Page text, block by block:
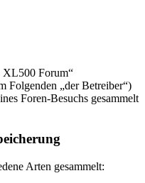
XL500 Forum“
Folgenden „der Betreiber“)
Foren-Besuchs gesammelt
Arten gesammelt: